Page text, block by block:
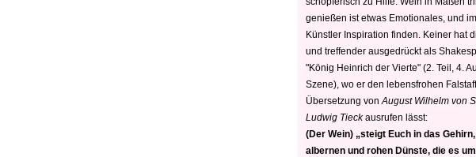
genießen ist etwas Emotionales, und
Künstler Inspiration finden. Keiner hat
und treffender ausgedrückt als
"König Heinrich der Vierte" (2. Teil, 4.
Szene), wo er den lebensfrohen
Übersetzung von August Wilhelm von
Ludwig Tieckausrufen lässt:
(Der Wein) „steigt Euch in das
albernen und rohen Dünste, die es